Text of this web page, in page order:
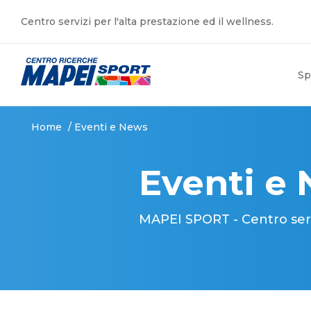
Centro servizi per l'alta prestazione ed il wellness.
Home / Eventi e News
Eventi e
MAPEI SPORT - Centro